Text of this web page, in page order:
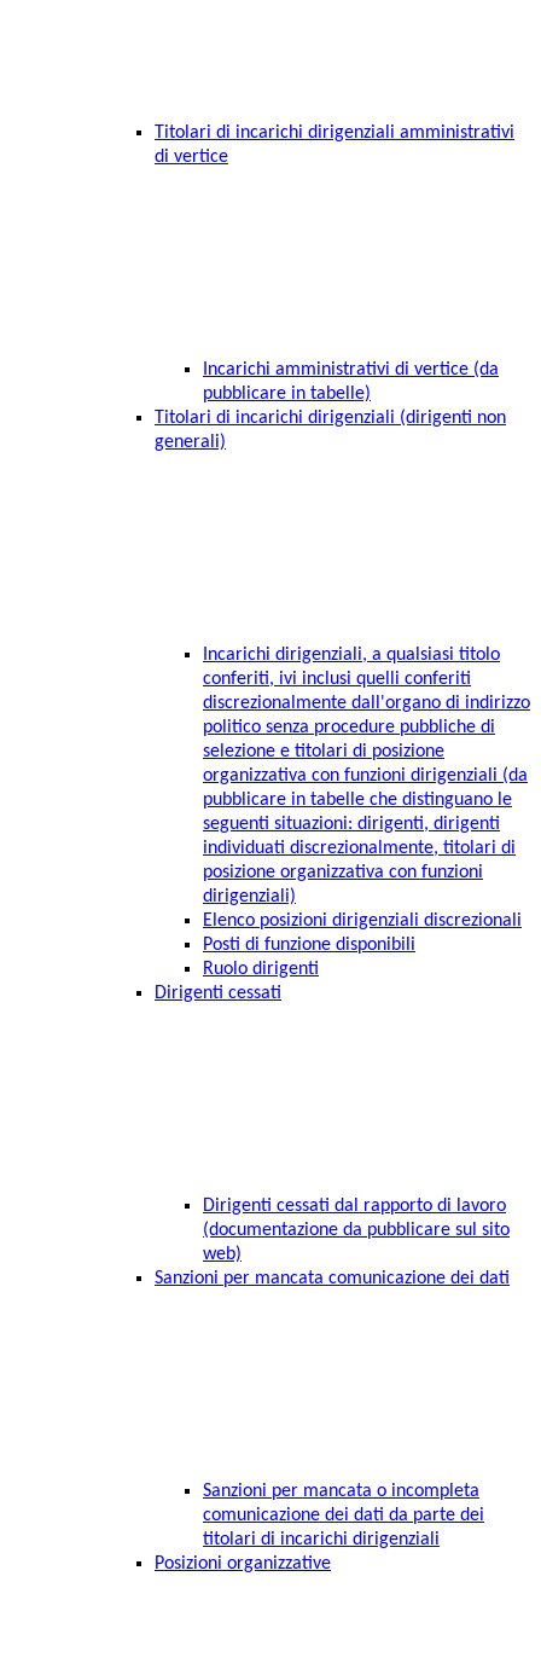
Titolari di incarichi dirigenziali amministrativi
di vertice
Incarichi amministrativi di vertice (da
pubblicare in tabelle)
Titolari di incarichi dirigenziali (dirigenti non
generali)
Incarichi dirigenziali, a qualsiasi titolo
conferiti, ivi inclusi quelli conferiti
discrezionalmente dall'organo di indirizzo
politico senza procedure pubbliche di
selezione e titolari di posizione
organizzativa con funzioni dirigenziali (da
pubblicare in tabelle che distinguano le
seguenti situazioni: dirigenti, dirigenti
individuati discrezionalmente, titolari di
posizione organizzativa con funzioni
dirigenziali)
Elenco posizioni dirigenziali discrezionali
Posti di funzione disponibili
Ruolo dirigenti
Dirigenti cessati
Dirigenti cessati dal rapporto di lavoro
(documentazione da pubblicare sul sito
web)
Sanzioni per mancata comunicazione dei dati
Sanzioni per mancata o incompleta
comunicazione dei dati da parte dei
titolari di incarichi dirigenziali
Posizioni organizzative